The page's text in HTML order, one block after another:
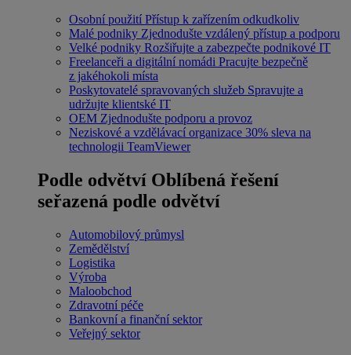
Osobní použití Přístup k zařízením odkudkoliv
Malé podniky Zjednodušte vzdálený přístup a podporu
Velké podniky Rozšiřujte a zabezpečte podnikové IT
Freelanceři a digitální nomádi Pracujte bezpečně
z jakéhokoli místa
Poskytovatelé spravovaných služeb Spravujte a
udržujte klientské IT
OEM Zjednodušte podporu a provoz
Neziskové a vzdělávací organizace 30% sleva na
technologii TeamViewer
Podle odvětví Oblíbená řešení
seřazená podle odvětví
Automobilový průmysl
Zemědělství
Logistika
Výroba
Maloobchod
Zdravotní péče
Bankovní a finanční sektor
Veřejný sektor